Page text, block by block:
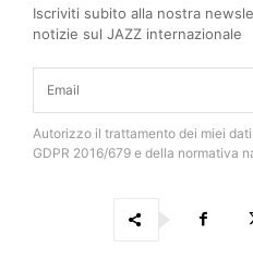
Iscriviti subito alla nostra
notizie sul JAZZ internazionale
Autorizzo il trattamento dei miei
GDPR 2016/679 e della normativa